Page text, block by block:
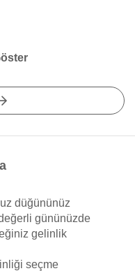
düğününüz
gününüzde
gelinlik
seçme